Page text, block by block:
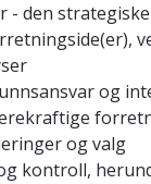
- den
og
og valg
kontroll,